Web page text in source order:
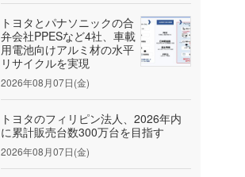
トヨタとパナソニックの合
弁会社PPESなど4社、車載
用電池向けアルミ材の水平
リサイクルを実現
2026年08月07日(金)
トヨタのフィリピン法人、2026年内
に累計販売台数300万台を目指す
2026年08月07日(金)